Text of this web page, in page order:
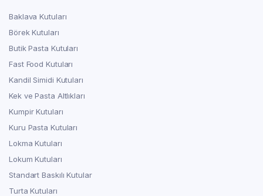
Baklava Kutuları
Börek Kutuları
Butik Pasta Kutuları
Fast Food Kutuları
Kandil Simidi Kutuları
Kek ve Pasta Altlıkları
Kumpir Kutuları
Kuru Pasta Kutuları
Lokma Kutuları
Lokum Kutuları
Standart Baskılı Kutular
Turta Kutuları